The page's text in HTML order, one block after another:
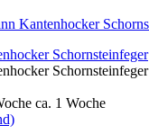
Schornsteinfeger
Schornsteinfeger
ca. 1 Woche